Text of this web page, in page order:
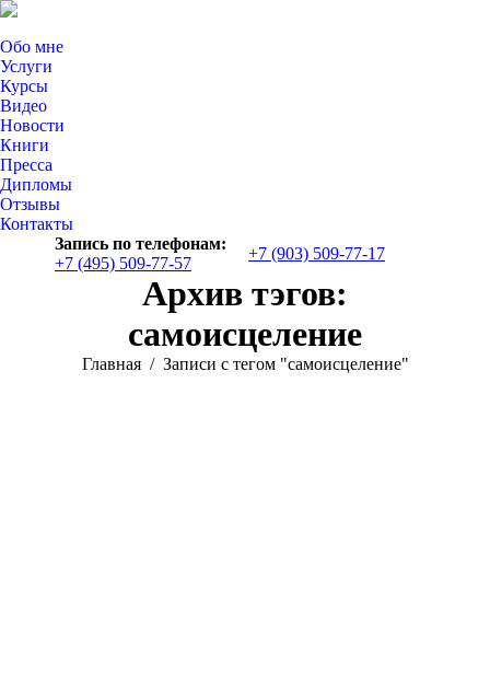
Обо мне
Услуги
Курсы
Видео
Новости
Книги
Пресса
Дипломы
Отзывы
Контакты
Страница
Запись по телефонам:
+7 (495) 509-77-57
+7 (903) 509-77-17
Архив тэгов:
самоисцеление
Вы здесь:
Главная Записи с тегом "самоисцеление"